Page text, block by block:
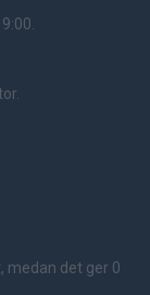
medan det ger 0